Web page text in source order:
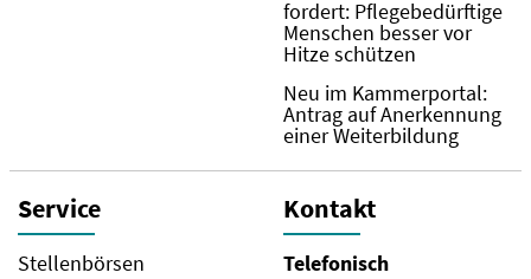
fordert: Pflegebedürftige
Menschen besser vor
Hitze schützen
Neu im Kammerportal:
Antrag auf Anerkennung
einer Weiterbildung
Service
Stellenbörsen
Kontakt
Telefonisch